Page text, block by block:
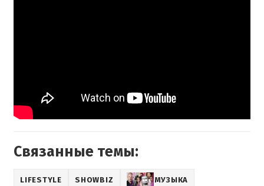
Связанные темы:
LIFESTYLE SHOWBIZ МУЗЫКА